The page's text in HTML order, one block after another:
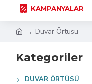
KAMPANYALAR
Duvar Örtüsü
Kategoriler
DUVAR ÖRTÜSÜ